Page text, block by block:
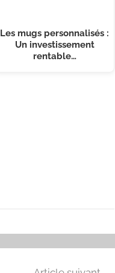
Les mugs personnalisés :
Un investissement
rentable…